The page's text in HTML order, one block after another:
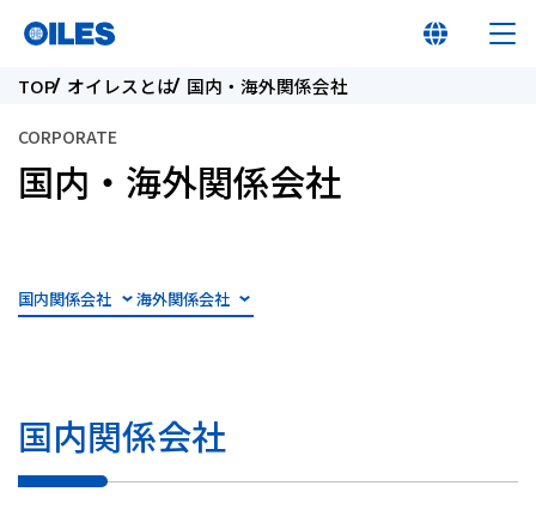
オイレスとは
TOP オイレスとは 国内・海外関係会社
CORPORATE
国内・海外関係会社
国内関係会社 海外関係会社
国内関係会社